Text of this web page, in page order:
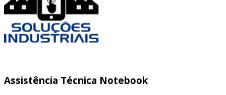
Assistência Técnica Notebook